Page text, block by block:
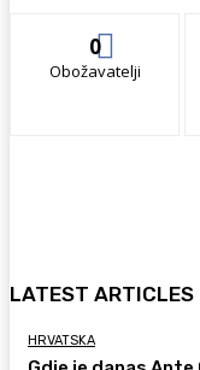
0
Obožavatelji
LATEST ARTICLES
HRVATSKA